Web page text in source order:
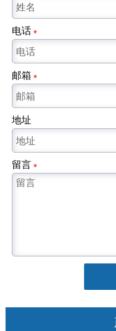
电话*
邮箱*
地址
留言*